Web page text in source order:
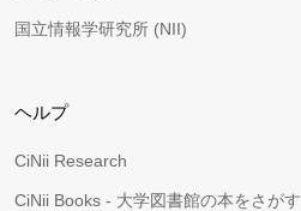
国立情報学研究所 (NII)
ヘルプ
CiNii Research
CiNii Books - 大学図書館の本をさがす